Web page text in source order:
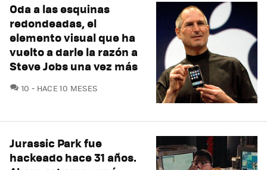
Oda a las esquinas
redondeadas, el
elemento visual que ha
vuelto a darle la razón a
Steve Jobs una vez más
10 COMENTARIOS
HACE 10 MESES
Jurassic Park fue
hackeado hace 31 años.